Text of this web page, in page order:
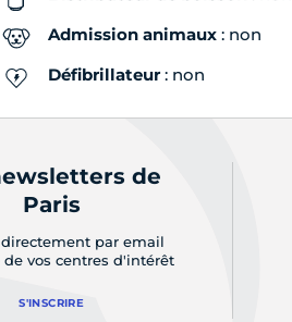
Admission animaux: non
Défibrillateur: non
de
Paris
directement par email
vos centres d'intérêt
S'INSCRIRE